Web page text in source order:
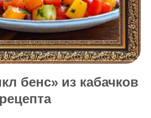
бенс» из кабачков